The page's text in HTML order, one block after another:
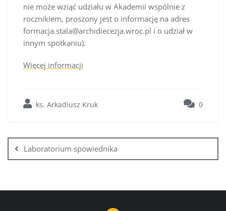
nie może wziąć udziału w Akademii wspólnie z
rocznikiem, proszony jest o informację na adres
formacja.stala@archidiecezja.wroc.pl i o udział w
innym spotkaniu).
Więcej informacji
ks. Arkadiusz Kruk 0
wpisuLaboratorium spowiednika